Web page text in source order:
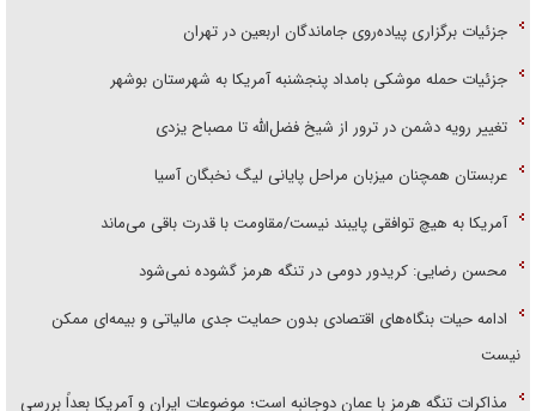
جزئیات برگزاری پیاده‌روی جاماندگان اربعین در تهران
جزئیات حمله موشکی بامداد پنجشنبه آمریکا به شهرستان بوشهر
تغییر رویه دشمن در ترور از شیخ فضل‌الله تا مصباح یزدی
عربستان همچنان میزبان مراحل پایانی لیگ نخبگان آسیا
آمریکا به هیچ توافقی پایبند نیست/مقاومت با قدرت باقی می‌ماند
محسن رضایی: کریدور دومی در تنگه هرمز گشوده نمی‌شود
ادامه حیات بنگاه‌های اقتصادی بدون حمایت جدی مالیاتی و بیمه‌ای ممکن
نیست
مذاکرات تنگه هرمز با عمان دوجانبه است؛ موضوعات ایران و آمریکا بعداً بررسی